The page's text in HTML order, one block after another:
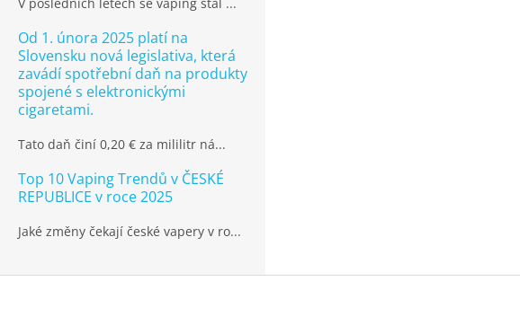
Od 1. února 2025 platí na
Slovensku nová legislativa, která
zavádí spotřební daň na produkty
spojené s elektronickými
cigaretami.
Tato daň činí 0,20 € za mililitr ná...
Top 10 Vaping Trendů v ČESKÉ
REPUBLICE v roce 2025
Jaké změny čekají české vapery v ro...